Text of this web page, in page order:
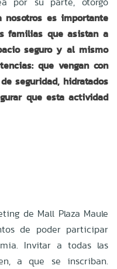
nosotros es importante
familias que asistan a
seguro y al mismo
que vengan con
seguridad, hidratados
que esta actividad
de Mall Plaza Maule
de poder participar
Invitar a todas las
a que se inscriban.